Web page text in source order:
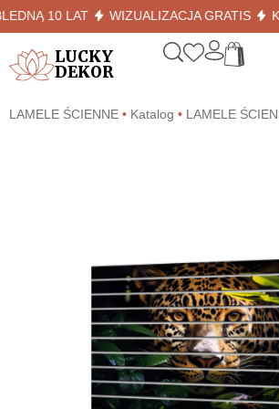
10 LAT WIZUALIZACJA GRATIS
LUCKY
DEKOR
LAMELE ŚCIENNE • Katalog • LAMELE